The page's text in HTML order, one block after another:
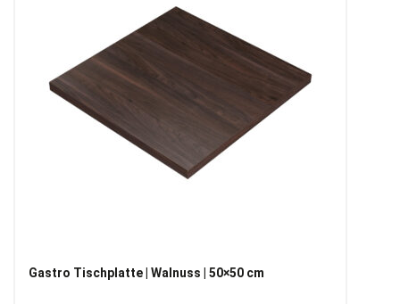
Gastro Tischplatte | Walnuss | 50×50 cm